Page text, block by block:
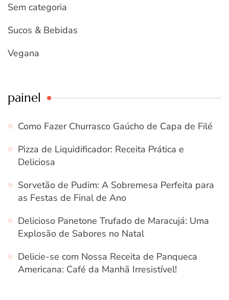
Sem categoria
Sucos & Bebidas
Vegana
painel
Como Fazer Churrasco Gaúcho de Capa de Filé
Pizza de Liquidificador: Receita Prática e
Deliciosa
Sorvetão de Pudim: A Sobremesa Perfeita para
as Festas de Final de Ano
Delicioso Panetone Trufado de Maracujá: Uma
Explosão de Sabores no Natal
Delicie-se com Nossa Receita de Panqueca
Americana: Café da Manhã Irresistível!